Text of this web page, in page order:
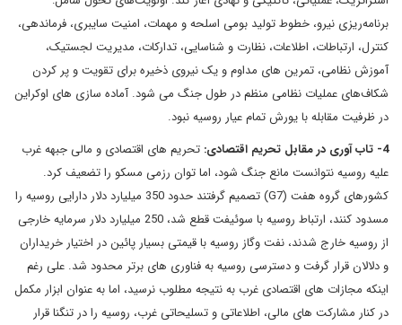
برنامه‌ریزی نیرو، خطوط تولید بومی اسلحه و مهمات، امنیت سایبری، فرماندهی،
کنترل، ارتباطات، اطلاعات، نظارت و شناسایی، تدارکات، مدیریت لجستیک،
آموزش نظامی، تمرین های مداوم و یک نیروی ذخیره برای تقویت و پر کردن
شکاف‌های عملیات نظامی منظم در طول جنگ می شود. آماده سازی های اوکراین
در ظرفیت مقابله با یورش تمام عیار روسیه نبود.
4- تاب آوری در مقابل تحریم اقتصادی:
تحریم های اقتصادی و مالی جبهه غرب
علیه روسیه نتوانست مانع جنگ شود، اما توان رزمی مسکو را تضعیف کرد.
کشورهای گروه هفت (G7) تصمیم گرفتند حدود 350 میلیارد دلار دارایی روسیه را
مسدود کنند، ارتباط روسیه با سوئیفت قطع شد، 250 میلیارد دلار سرمایه خارجی
از روسیه خارج شدند، نفت وگاز روسیه با قیمتی بسیار پائین در اختیار خریداران
و دلالان قرار گرفت و دسترسی روسیه به فناوری های برتر محدود شد. علی رغم
اینکه مجازات های اقتصادی غرب به نتیجه مطلوب نرسید، اما به عنوان ابزار مکمل
در کنار مشارکت های مالی، اطلاعاتی و تسلیحاتی غرب، روسیه را در تنگنا قرار